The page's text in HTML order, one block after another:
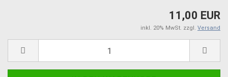
11,00 EUR
inkl. 20% MwSt. zzgl. Versand